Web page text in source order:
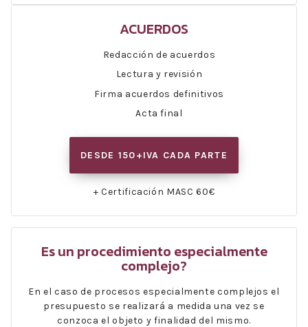
ACUERDOS
Redacción de acuerdos
Lectura y revisión
Firma acuerdos definitivos
Acta final
DESDE 150+IVA CADA PARTE
+ Certificación MASC 60€
Es un procedimiento especialmente
complejo?
En el caso de procesos especialmente complejos el
presupuesto se realizará a medida una vez se
conzoca el objeto y finalidad del mismo.